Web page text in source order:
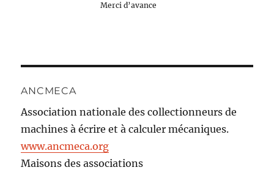
Merci d’avance
ANCMECA
Association nationale des collectionneurs de
machines à écrire et à calculer mécaniques.
www.ancmeca.org
Maisons des associations